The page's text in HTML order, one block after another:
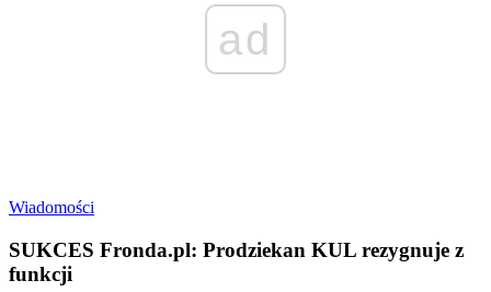
ad
Wiadomości
SUKCES Fronda.pl: Prodziekan KUL rezygnuje z
funkcji